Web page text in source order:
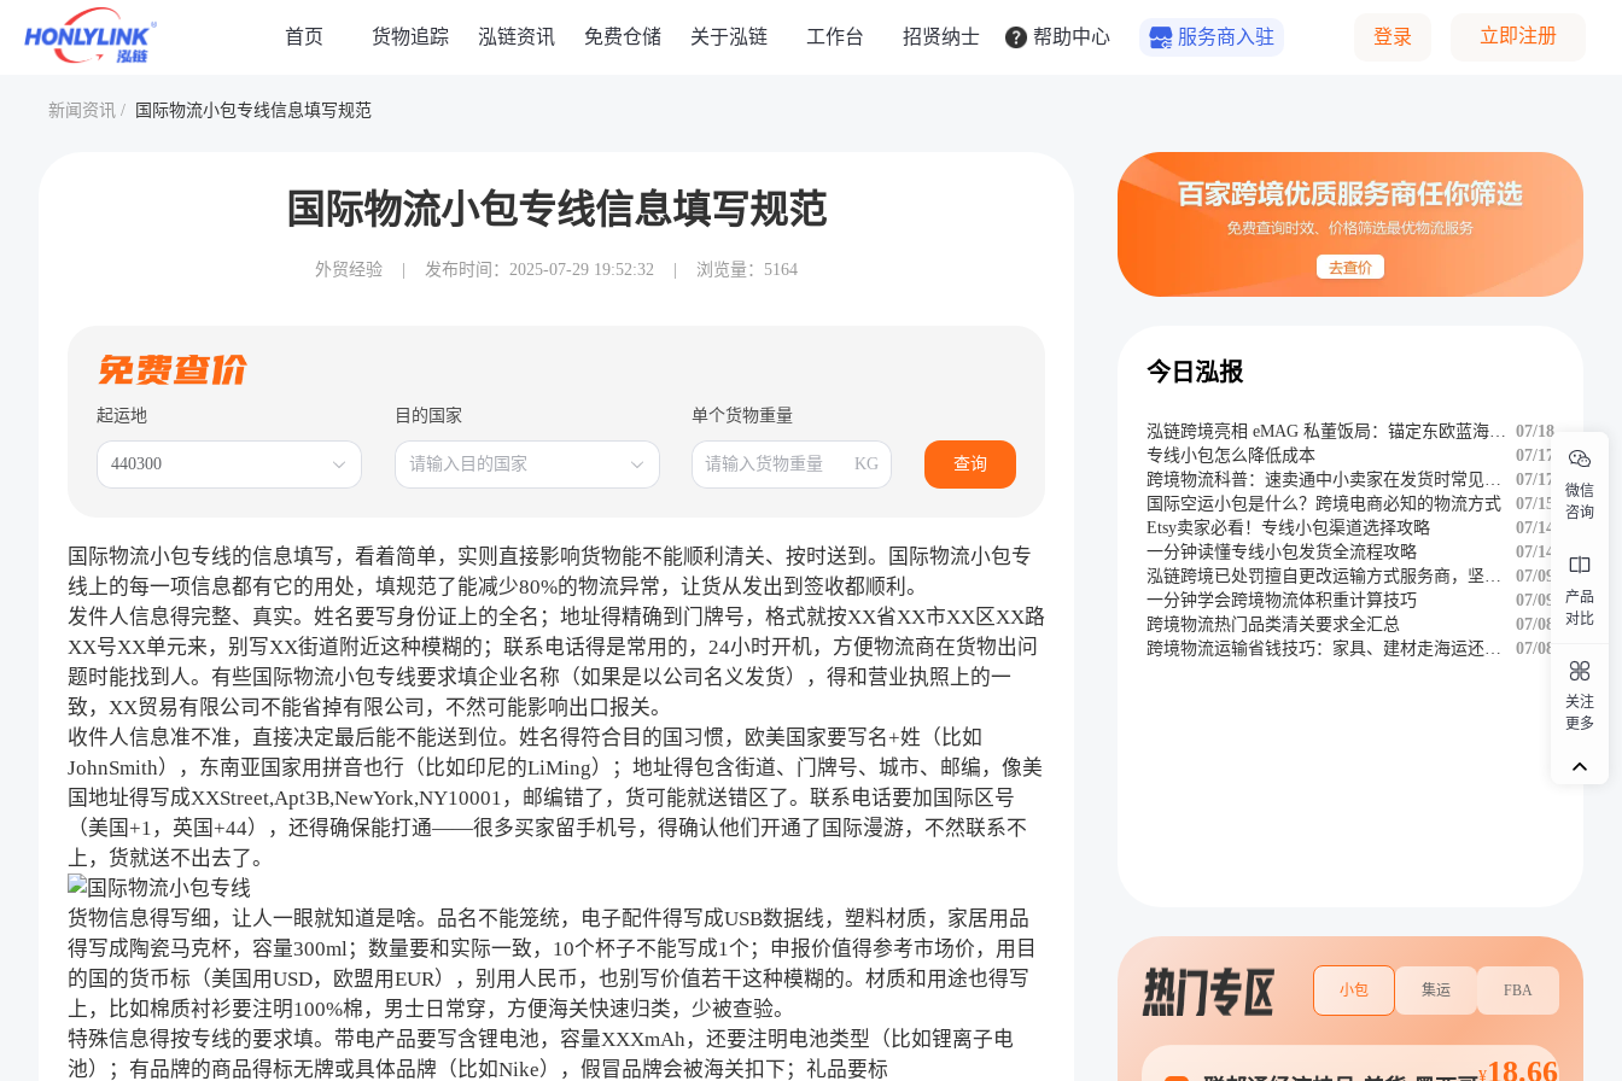
首页 货物追踪 泓链资讯 免费仓储 关于泓链 工作台 招贤纳士 帮助中心 服务商入驻 登录 立即注册
新闻资讯 / 国际物流小包专线信息填写规范
国际物流小包专线信息填写规范
外贸经验 发布时间：2025-07-29 19:52:32 浏览量：5164
起运地
440300
目的国家
请输入目的国家
单个货物重量
KG 查询
国际物流小包专线的信息填写，看着简单，实则直接影响货物能不能顺利清关、按时送到。国际物流小包专
线上的每一项信息都有它的用处，填规范了能减少80%的物流异常，让货从发出到签收都顺利。
发件人信息得完整、真实。姓名要写身份证上的全名；地址得精确到门牌号，格式就按XX省XX市XX区XX路
XX号XX单元来，别写XX街道附近这种模糊的；联系电话得是常用的，24小时开机，方便物流商在货物出问
题时能找到人。有些国际物流小包专线要求填企业名称（如果是以公司名义发货），得和营业执照上的一
致，XX贸易有限公司不能省掉有限公司，不然可能影响出口报关。
收件人信息准不准，直接决定最后能不能送到位。姓名得符合目的国习惯，欧美国家要写名+姓（比如
JohnSmith），东南亚国家用拼音也行（比如印尼的LiMing）；地址得包含街道、门牌号、城市、邮编，像美
国地址得写成XXStreet,Apt3B,NewYork,NY10001，邮编错了，货可能就送错区了。联系电话要加国际区号
（美国+1，英国+44），还得确保能打通——很多买家留手机号，得确认他们开通了国际漫游，不然联系不
上，货就送不出去了。
货物信息得写细，让人一眼就知道是啥。品名不能笼统，电子配件得写成USB数据线，塑料材质，家居用品
得写成陶瓷马克杯，容量300ml；数量要和实际一致，10个杯子不能写成1个；申报价值得参考市场价，用目
的国的货币标（美国用USD，欧盟用EUR），别用人民币，也别写价值若干这种模糊的。材质和用途也得写
上，比如棉质衬衫要注明100%棉，男士日常穿，方便海关快速归类，少被查验。
特殊信息得按专线的要求填。带电产品要写含锂电池，容量XXXmAh，还要注明电池类型（比如锂离子电
池）；有品牌的商品得标无牌或具体品牌（比如Nike），假冒品牌会被海关扣下；礼品要标
今日泓报
泓链跨境亮相 eMAG 私董饭局：锚定东欧蓝海，共辟掘金新航道 07/18
专线小包怎么降低成本
07/17
跨境物流科普：速卖通中小卖家在发货时常见的难题
07/17
国际空运小包是什么？跨境电商必知的物流方式
07/15
Etsy卖家必看！专线小包渠道选择攻略
07/14
一分钟读懂专线小包发货全流程攻略
07/14
泓链跨境已处罚擅自更改运输方式服务商，坚决维护客户权益
07/09
一分钟学会跨境物流体积重计算技巧
07/09
跨境物流热门品类清关要求全汇总
07/08
跨境物流运输省钱技巧：家具、建材走海运还是铁路
07/08
小包 集运 FBA
¥18.66
微信
咨询
产品
对比
关注
更多